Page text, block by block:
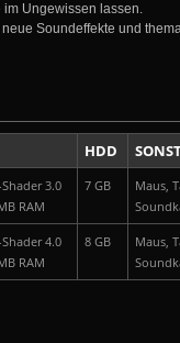
Ungewissen lassen.
Soundeffekte und
HDD
3.0
RAM
7 GB
Maus,
4.0
RAM
8 GB
Maus,